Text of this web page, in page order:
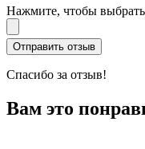
Нажмите, чтобы
Спасибо за отзыв!
Вам это